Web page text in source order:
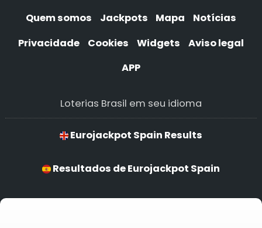
Quem somos Jackpots Mapa
Notícias
Privacidade
Cookies Widgets
Aviso legal
APP
Loterias Brasil em seu idioma
Eurojackpot Spain Results
Resultados de Eurojackpot Spain
Resultados para Eurojackpot Spain